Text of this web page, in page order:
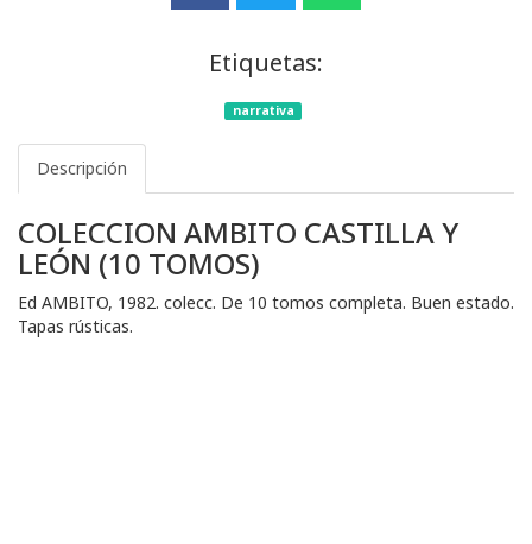
Etiquetas:
narrativa
Descripción
COLECCION AMBITO CASTILLA Y
LEÓN (10 TOMOS)
Ed AMBITO, 1982. colecc. De 10 tomos completa. Buen estado.
Tapas rústicas.